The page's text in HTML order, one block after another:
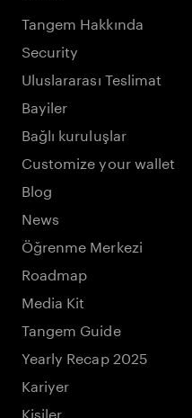
Tangem Hakkında
Security
Uluslararası Teslimat
Bayiler
Bağlı kuruluşlar
Customize your wallet
Blog
News
Öğrenme Merkezi
Roadmap
Media Kit
Tangem Guide
Yearly Recap 2025
Kariyer
Kişiler